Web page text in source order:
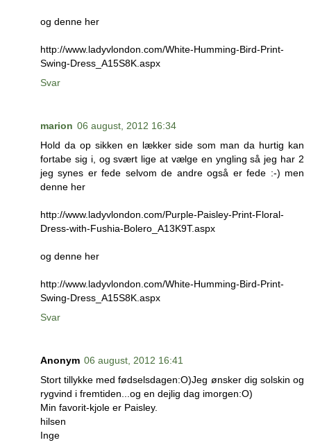
og denne her
http://www.ladyvlondon.com/White-Humming-Bird-Print-
Swing-Dress_A15S8K.aspx
Svar
marion 06 august, 2012 16:34
Hold da op sikken en lækker side som man da hurtig kan
fortabe sig i, og svært lige at vælge en yngling så jeg har 2
jeg synes er fede selvom de andre også er fede :-) men
denne her
http://www.ladyvlondon.com/Purple-Paisley-Print-Floral-
Dress-with-Fushia-Bolero_A13K9T.aspx
og denne her
http://www.ladyvlondon.com/White-Humming-Bird-Print-
Swing-Dress_A15S8K.aspx
Svar
Anonym 06 august, 2012 16:41
Stort tillykke med fødselsdagen:O)Jeg ønsker dig solskin og
rygvind i fremtiden...og en dejlig dag imorgen:O)
Min favorit-kjole er Paisley.
hilsen
Inge